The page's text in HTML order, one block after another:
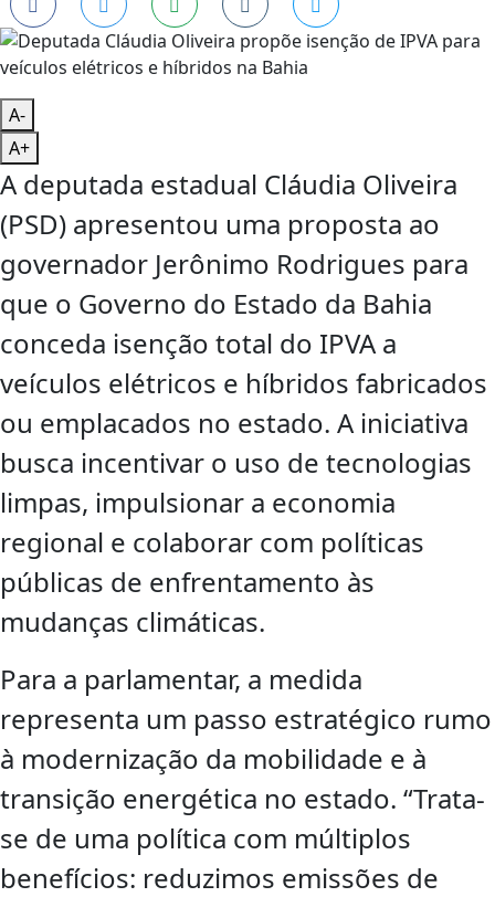
A-
A+
A deputada estadual Cláudia Oliveira
(PSD) apresentou uma proposta ao
governador Jerônimo Rodrigues para
que o Governo do Estado da Bahia
conceda isenção total do IPVA a
veículos elétricos e híbridos fabricados
ou emplacados no estado. A iniciativa
busca incentivar o uso de tecnologias
limpas, impulsionar a economia
regional e colaborar com políticas
públicas de enfrentamento às
mudanças climáticas.
Para a parlamentar, a medida
representa um passo estratégico rumo
à modernização da mobilidade e à
transição energética no estado. “Trata-
se de uma política com múltiplos
benefícios: reduzimos emissões de